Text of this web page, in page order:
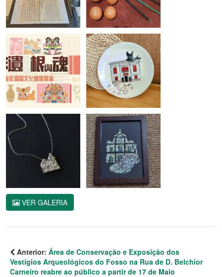
VER GALERIA
Anterior: Área de Conservação e Exposição dos
Vestígios Arqueológicos do Fosso na Rua de D. Belchior
Carneiro reabre ao público a partir de 17 de Maio